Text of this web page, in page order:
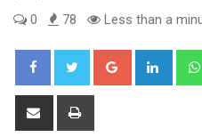
0 78 Less than a
Google+
Share